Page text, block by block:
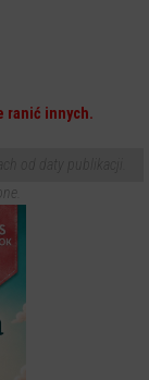
ranić innych.